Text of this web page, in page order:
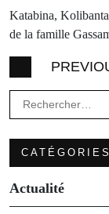
Katabina,
de la famille
Rechercher :
CATÉGORIES
Actualité